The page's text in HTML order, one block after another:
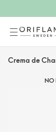
Crema de
NO